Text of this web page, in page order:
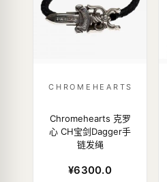
CHROMEHEARTS
Chromehearts 克罗
心 CH宝剑Dagger手
链发绳
¥6300.0